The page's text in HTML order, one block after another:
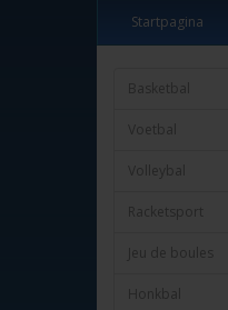
Startpagina
Basketbal
Voetbal
Volleybal
Racketsport
Jeu de boules
Honkbal